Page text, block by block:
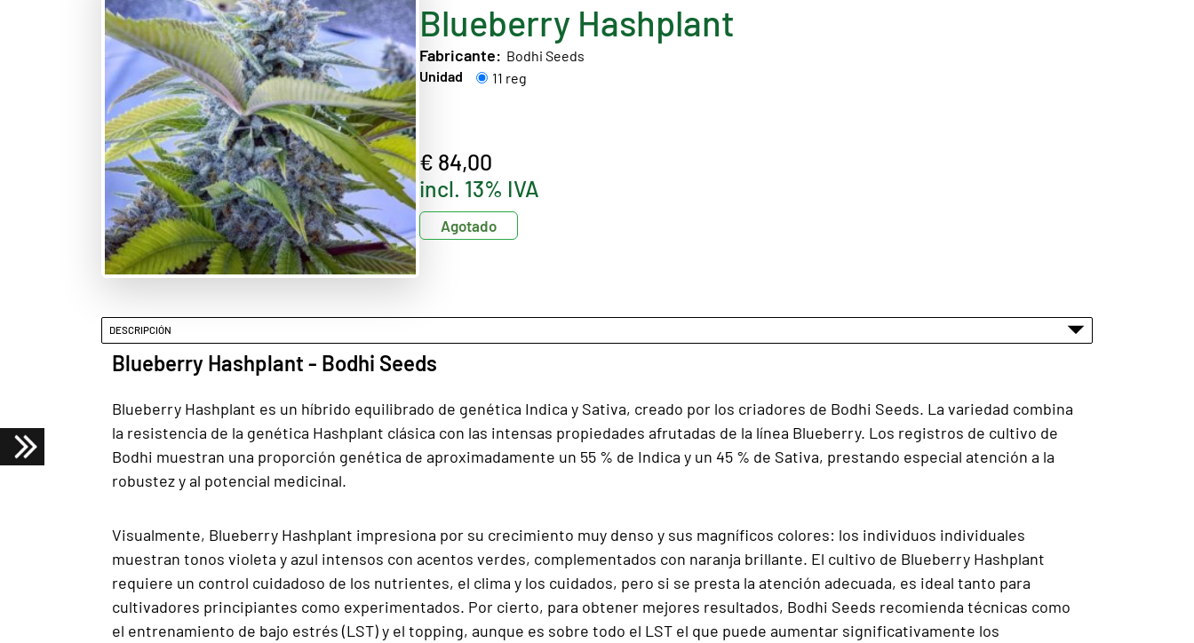
Blueberry Hashplant
Fabricante: Bodhi Seeds
Unidad
11 reg
€ 84,00
incl. 13% IVA
Agotado
DESCRIPCIÓN
Blueberry Hashplant - Bodhi Seeds
Blueberry Hashplant es un híbrido equilibrado de genética Indica y Sativa, creado por los criadores de Bodhi Seeds. La variedad combina
la resistencia de la genética Hashplant clásica con las intensas propiedades afrutadas de la línea Blueberry. Los registros de cultivo de
Bodhi muestran una proporción genética de aproximadamente un 55 % de Indica y un 45 % de Sativa, prestando especial atención a la
robustez y al potencial medicinal.
Visualmente, Blueberry Hashplant impresiona por su crecimiento muy denso y sus magníficos colores: los individuos individuales
muestran tonos violeta y azul intensos con acentos verdes, complementados con naranja brillante. El cultivo de Blueberry Hashplant
requiere un control cuidadoso de los nutrientes, el clima y los cuidados, pero si se presta la atención adecuada, es ideal tanto para
cultivadores principiantes como experimentados. Por cierto, para obtener mejores resultados, Bodhi Seeds recomienda técnicas como
el entrenamiento de bajo estrés (LST) y el topping, aunque es sobre todo el LST el que puede aumentar significativamente los